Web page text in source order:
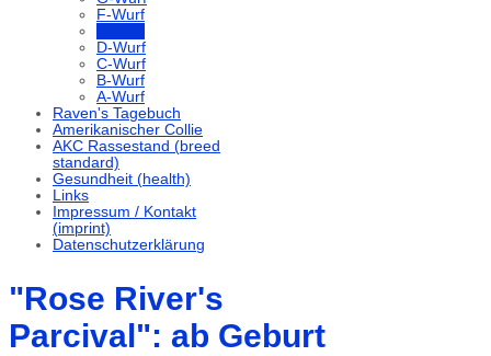
F-Wurf
D-Wurf
C-Wurf
B-Wurf
A-Wurf
Raven's Tagebuch
Amerikanischer Collie
AKC Rassestand (breed
standard)
Gesundheit (health)
Links
Impressum / Kontakt
(imprint)
Datenschutzerklärung
"Rose River's
Parcival": ab Geburt